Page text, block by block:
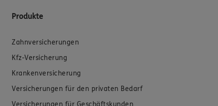
Produkte
Zahnversicherungen
Kfz-Versicherung
Krankenversicherung
Versicherungen für den privaten Bedarf
Versicherungen für Geschäftskunden